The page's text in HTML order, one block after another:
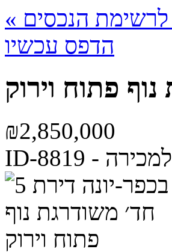
לרשימת הנכסים
הדפס עכשיו
₪2,850,000
ID-8819 - למכירה